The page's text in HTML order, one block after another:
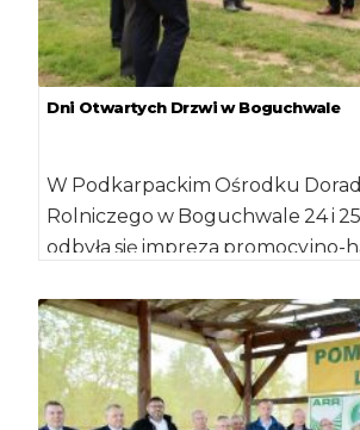
Dni Otwartych Drzwi w Boguchwale
W Podkarpackim Ośrodku
Rolniczego w Boguchwale 24 i
odbyła się impreza promocyjno-